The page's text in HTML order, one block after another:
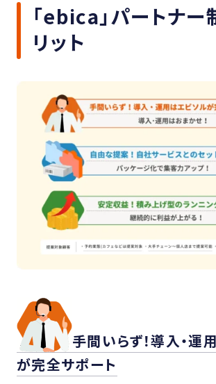
「ebica」パートナ
リット
手間いらず！導入・運
が完全サポート